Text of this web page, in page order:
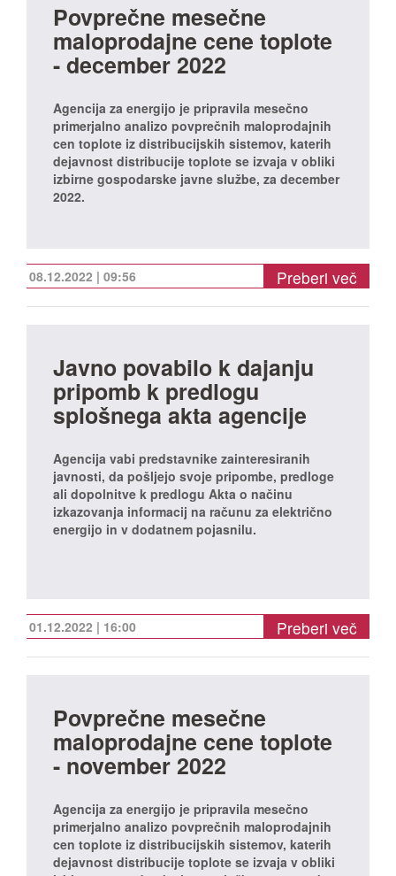
Povprečne mesečne
maloprodajne cene toplote
- december 2022
Agencija za energijo je pripravila mesečno
primerjalno analizo povprečnih maloprodajnih
cen toplote iz distribucijskih sistemov, katerih
dejavnost distribucije toplote se izvaja v obliki
izbirne gospodarske javne službe, za december
2022.
08.12.2022 | 09:56 Preberi več
Javno povabilo k dajanju
pripomb k predlogu
splošnega akta agencije
Agencija vabi predstavnike zainteresiranih
javnosti, da pošljejo svoje pripombe, predloge
ali dopolnitve k predlogu Akta o načinu
izkazovanja informacij na računu za električno
energijo in v dodatnem pojasnilu.
01.12.2022 | 16:00 Preberi več
Povprečne mesečne
maloprodajne cene toplote
- november 2022
Agencija za energijo je pripravila mesečno
primerjalno analizo povprečnih maloprodajnih
cen toplote iz distribucijskih sistemov, katerih
dejavnost distribucije toplote se izvaja v obliki